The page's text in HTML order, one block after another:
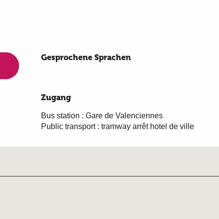
Gesprochene Sprachen
Gesprochene Sprachen
Zugang
Zugang
Bus station : Gare de Valenciennes
Public transport : tramway arrêt hotel de ville